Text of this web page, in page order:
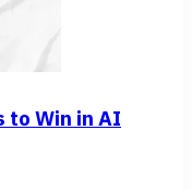
to Win in AI